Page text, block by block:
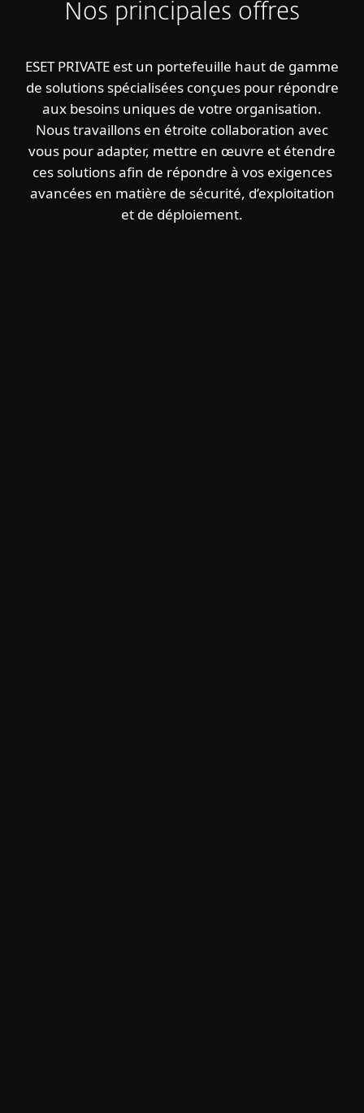
Nos principales offres
ESET PRIVATE est un portefeuille haut de gamme
de solutions spécialisées conçues pour répondre
aux besoins uniques de votre organisation.
Nous travaillons en étroite collaboration avec
vous pour adapter, mettre en œuvre et étendre
ces solutions afin de répondre à vos exigences
avancées en matière de sécurité, d’exploitation
et de déploiement.